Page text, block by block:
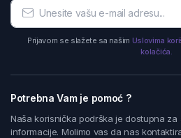
Prijavom se slažete sa našim Uslovima
kolačića.
Potrebna Vam je pomoć ?
Naša korisnička podrška je dostupna
informacije. Molimo vas da nas